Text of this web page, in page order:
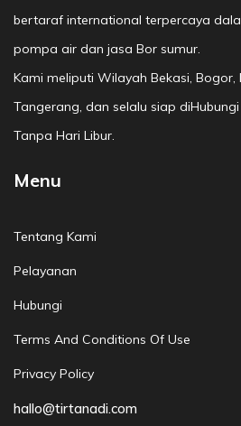
bertaraf international terpercaya
pompa air dan jasa Bor sumur.
Kami meliputi Wilayah Bekasi, Bogor,
Tangerang, dan selalu siap
Tanpa Hari Libur.
Menu
Tentang Kami
Pelayanan
Hubungi
Terms And Conditions Of Use
Privacy Policy
hallo@tirtanadi.com